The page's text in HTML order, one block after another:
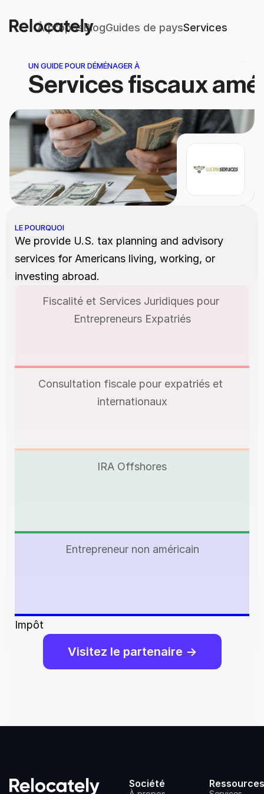
À propos BlogGuides de paysServices
UN GUIDE POUR DÉMÉNAGER À
Services fiscaux
LE POURQUOI
We provide U.S. tax planning and advisory
services for Americans living, working, or
investing abroad.
Fiscalité et Services Juridiques pour
Entrepreneurs Expatriés
Consultation fiscale pour expatriés et
internationaux
IRA Offshores
Entrepreneur non américain
Impôt
Visitez le partenaire ->
Société Ressources